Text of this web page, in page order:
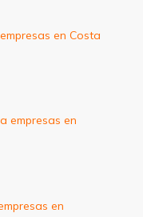
en Costa
empresas en
en